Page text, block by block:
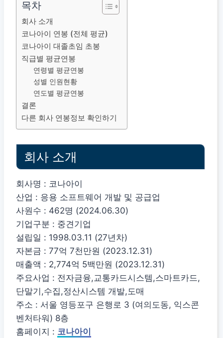
목차
회사 소개
코나아이 연봉 (전체 평균)
코나아이 대졸초임 초봉
직급별 평균연봉
연령별 평균연봉
성별 인원현황
연도별 평균연봉
결론
다른 회사 연봉정보 확인하기
회사 소개
회사명 : 코나아이
산업 : 응용 소프트웨어 개발 및 공급업
사원수 : 462명 (2024.06.30)
기업구분 : 중견기업
설립일 : 1998.03.11 (27년차)
자본금 : 77억 7천만원 (2023.12.31)
매출액 : 2,774억 5백만원 (2023.12.31)
주요사업 : 전자금융,교통카드시스템,스마트카드,
단말기,수집,정산시스템 개발,도매
주소 : 서울 영등포구 은행로 3 (여의도동, 익스콘
벤처타워) 8층
홈페이지 : 코나아이